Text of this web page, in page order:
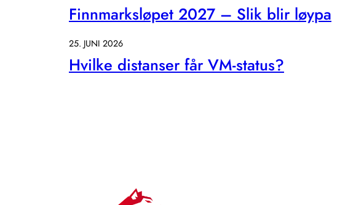
Finnmarksløpet 2027 – Slik blir løypa
25. JUNI 2026
Hvilke distanser får VM-status?